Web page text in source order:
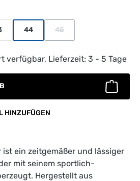
nicht verfügbar.)
44 45
Gib den gewünschten
verfügbar, Lieferzeit: 3 - 5 Tage
HINZUFÜGEN
ist ein zeitgemäßer und lässiger
mit seinem sportlich-
Hergestellt aus